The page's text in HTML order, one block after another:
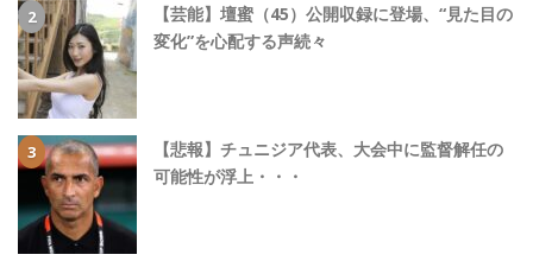
【芸能】壇蜜（45）公開収録に登場、“見た目の
変化”を心配する声続々
【悲報】チュニジア代表、大会中に監督解任の
可能性が浮上・・・